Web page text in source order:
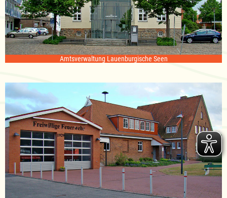
Amtsverwaltung Lauenburgische Seen